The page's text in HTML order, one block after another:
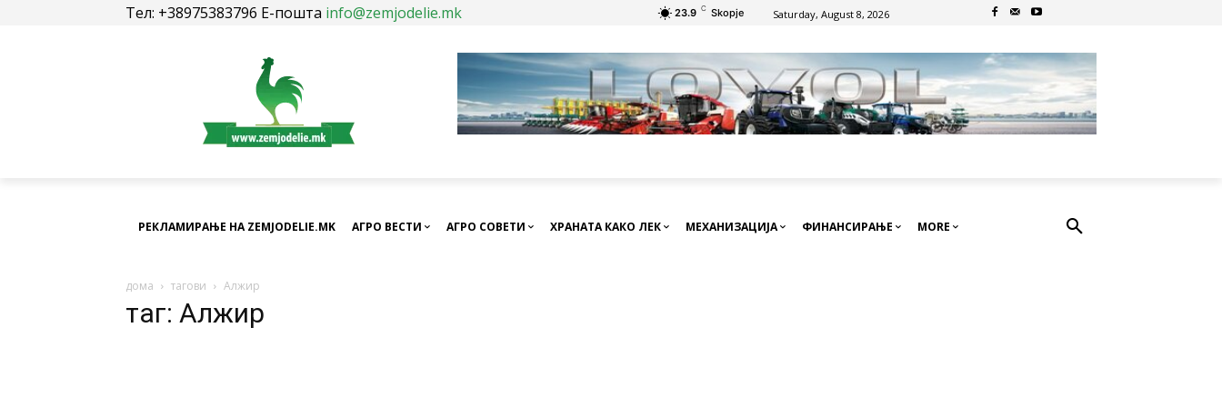
Тел: +38975383796 Е-пошта info@zemjodelie.mk 23.9 C Skopje Saturday, August 8, 2026
РЕКЛАМИРАЊЕ НА ZEMJODELIE.MK АГРО ВЕСТИ АГРО СОВЕТИ ХРАНАТА КАКО ЛЕК МЕХАНИЗАЦИЈА ФИНАНСИРАЊЕ MORE
дома тагови Алжир
таг: Алжир